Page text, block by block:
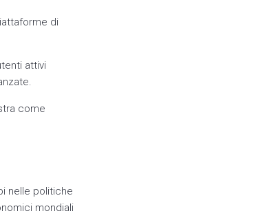
di
attivi
come
nelle politiche
mondiali